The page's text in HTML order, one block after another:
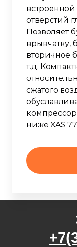
отверстий
Позволяет
врывчатку,
вторичное
т.д.
сжатого
ниже XAS